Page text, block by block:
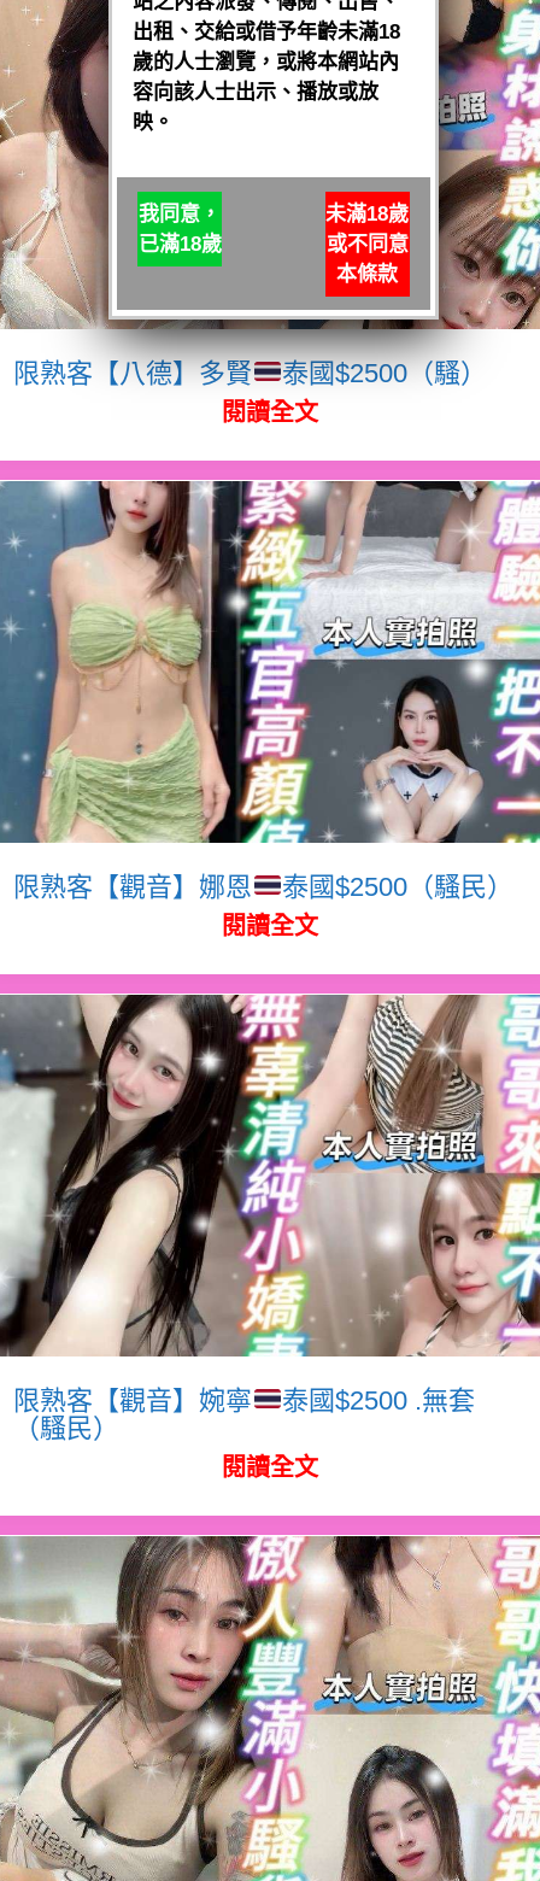
限熟客【八德】多賢 泰國$2500（騷）
閱讀全文
限熟客【觀音】娜恩 泰國$2500（騷民）
閱讀全文
限熟客【觀音】婉寧
泰國$2500 .無套
（騷民）
閱讀全文
出租、交給或借予年齡未滿18
歲的人士瀏覽，或將本網站內
容向該人士出示、播放或放
映。
我同意，
已滿18歲
未滿18歲
或不同意
本條款